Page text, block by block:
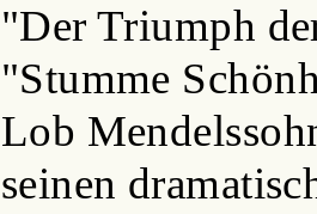
"Der Triumph
"Stumme
Lob
seinen